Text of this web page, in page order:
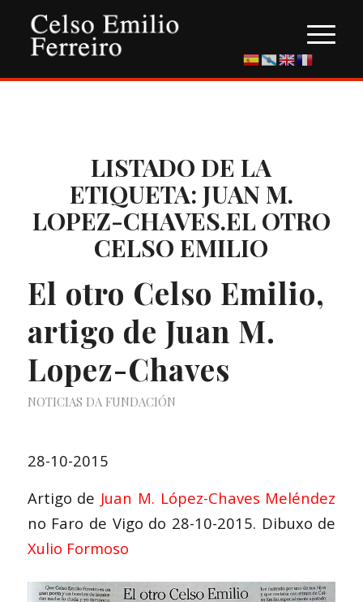
LISTADO DE LA
ETIQUETA: JUAN M.
LOPEZ-CHAVES.EL OTRO
CELSO EMILIO
El otro Celso Emilio,
artigo de Juan M.
Lopez-Chaves
NOTICIAS DA FUNDACIÓN
28-10-2015
Artigo de Juan M. López-Chaves Meléndez
no Faro de Vigo do 28-10-2015. Dibuxo de
Xulio Formoso